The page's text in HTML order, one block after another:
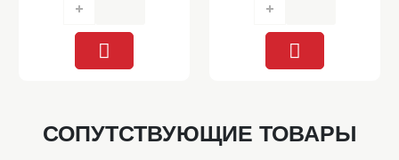
СОПУТСТВУЮЩИЕ ТОВАРЫ